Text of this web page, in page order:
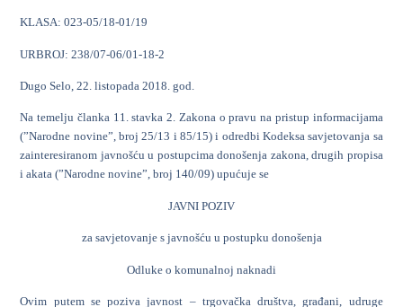
KLASA: 023-05/18-01/19
URBROJ: 238/07-06/01-18-2
Dugo Selo, 22. listopada 2018. god.
Na temelju članka 11. stavka 2. Zakona o pravu na pristup informacijama
(”Narodne novine”, broj 25/13 i 85/15) i odredbi Kodeksa savjetovanja sa
zainteresiranom javnošću u postupcima donošenja zakona, drugih propisa
i akata (”Narodne novine”, broj 140/09) upućuje se
JAVNI POZIV
za savjetovanje s javnošću u postupku donošenja
Odluke o komunalnoj naknadi
Ovim putem se poziva javnost – trgovačka društva, građani, udruge